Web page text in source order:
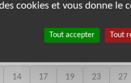
par
14 17 19 23 27
cookies et vous donne le
Tout accepter Tout